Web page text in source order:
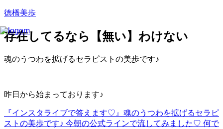
徳橋美歩
存在してるなら【無い】わけない
魂のうつわを拡げるセラピストの美歩です♪
昨日から始まっております♪
『インスタライブで答えます♡』 魂のうつわを拡げるセラピ
ストの美歩です♪ 今朝の公式ラインで流してみました♡ 何で